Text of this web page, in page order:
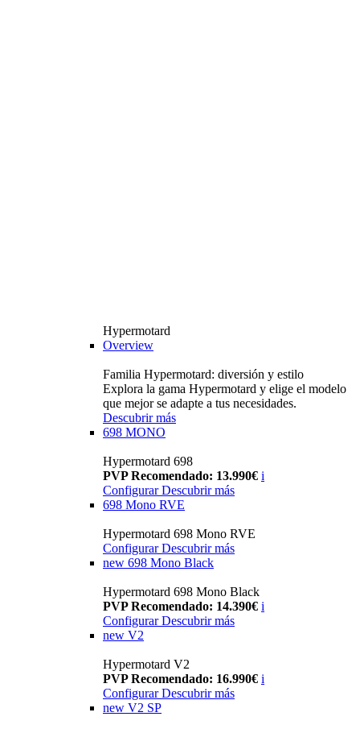
Hypermotard
Overview
Familia Hypermotard: diversión y estilo
Explora la gama Hypermotard y elige el modelo
que mejor se adapte a tus necesidades.
Descubrir más
698 MONO
Hypermotard 698
PVP Recomendado: 13.990€ i
ConfigurarDescubrir más
698 Mono RVE
Hypermotard 698 Mono RVE
Configurar Descubrir más
new 698 Mono Black
Hypermotard 698 Mono Black
PVP Recomendado: 14.390€ i
Configurar Descubrir más
new V2
Hypermotard V2
PVP Recomendado: 16.990€ i
Configurar Descubrir más
new V2 SP